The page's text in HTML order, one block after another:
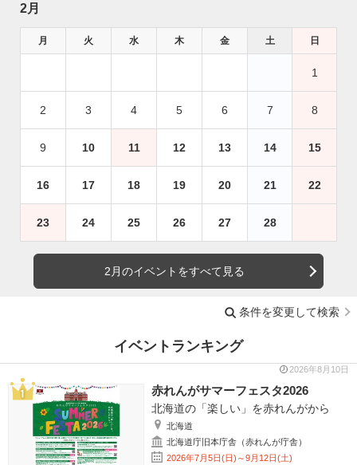
2月
月 火 水 木 金 土 日
1
2 3 4 5 6 7 8
9 10 11 12 13 14 15
16 17 18 19 20 21 22
23 24 25 26 27 28
2月のイベントをすべて見る
条件を変更して検索
イベントランキング
2026年8月10日
赤れんがサマーフェスタ2026
北海道の「楽しい」を赤れんがから
北海道
北海道庁旧本庁舎（赤れんが庁舎）
2026年7月5日(日)～9月12日(土)